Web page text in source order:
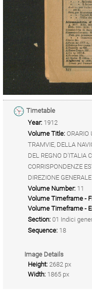
Timetable
Year: 1912
Volume Title: ORARIO
TRAMVIE, DELLA
DEL REGNO D'ITALIA
CORRISPONDENZE
DIREZIONE
Volume Number: 11
Volume Timeframe -
Volume Timeframe -
Section: 01 Indici
Sequence: 18
Image Details
Height: 2682 px
Width: 1865 px